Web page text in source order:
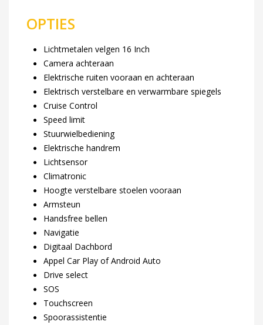
OPTIES
Lichtmetalen velgen 16 Inch
Camera achteraan
Elektrische ruiten vooraan en achteraan
Elektrisch verstelbare en verwarmbare spiegels
Cruise Control
Speed limit
Stuurwielbediening
Elektrische handrem
Lichtsensor
Climatronic
Hoogte verstelbare stoelen vooraan
Armsteun
Handsfree bellen
Navigatie
Digitaal Dachbord
Appel Car Play of Android Auto
Drive select
SOS
Touchscreen
Spoorassistentie